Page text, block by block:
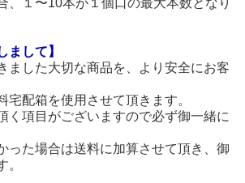
まして】
ました大切な商品を、より安全にお客
宅配箱を使用させて頂きます。
く項目がございますので必ず御一緒に
った場合は送料に加算させて頂き、御
。